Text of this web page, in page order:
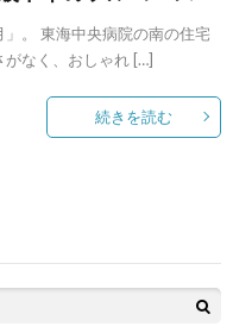
。 東海中央病院の南の住宅
なく、おしゃれ […]
続きを読む